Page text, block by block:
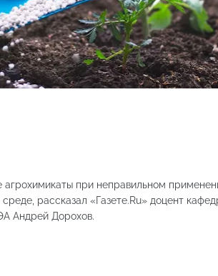
при неправильном
рассказал «Газете.Ru» доцент
Андрей Дорохов.